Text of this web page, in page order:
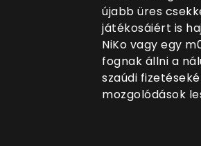
újabb üres
játékosáiért is
NiKo vagy egy
fognak állni a
szaúdi
mozgolódások